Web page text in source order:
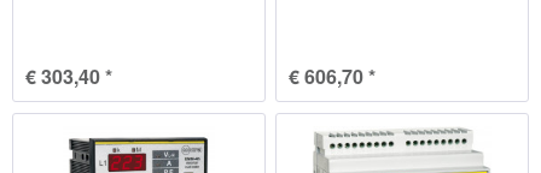
€ 303,40 * € 606,70 *